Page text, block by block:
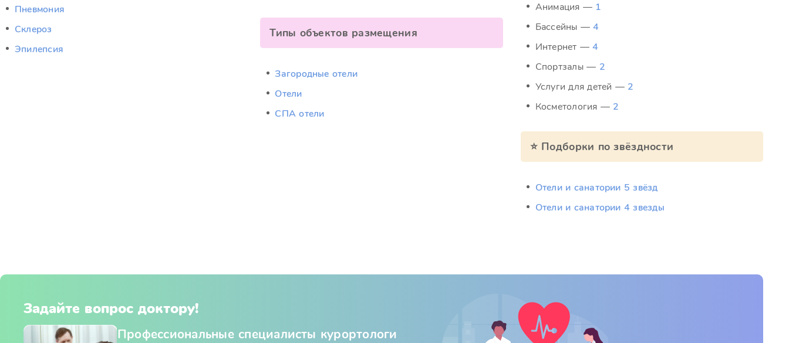
Пневмония
Склероз
Эпилепсия
Типы объектов размещения
Загородные отели
Отели
СПА отели
Анимация — 1
Бассейны —4
Интернет —4
Спортзалы — 2
Услуги для детей — 2
Косметология — 2
⭐ Подборки по звёздности
Отели и санатории 5 звёзд
Отели и санатории 4 звезды
Задайте вопрос доктору!
Профессиональные специалисты курортологи